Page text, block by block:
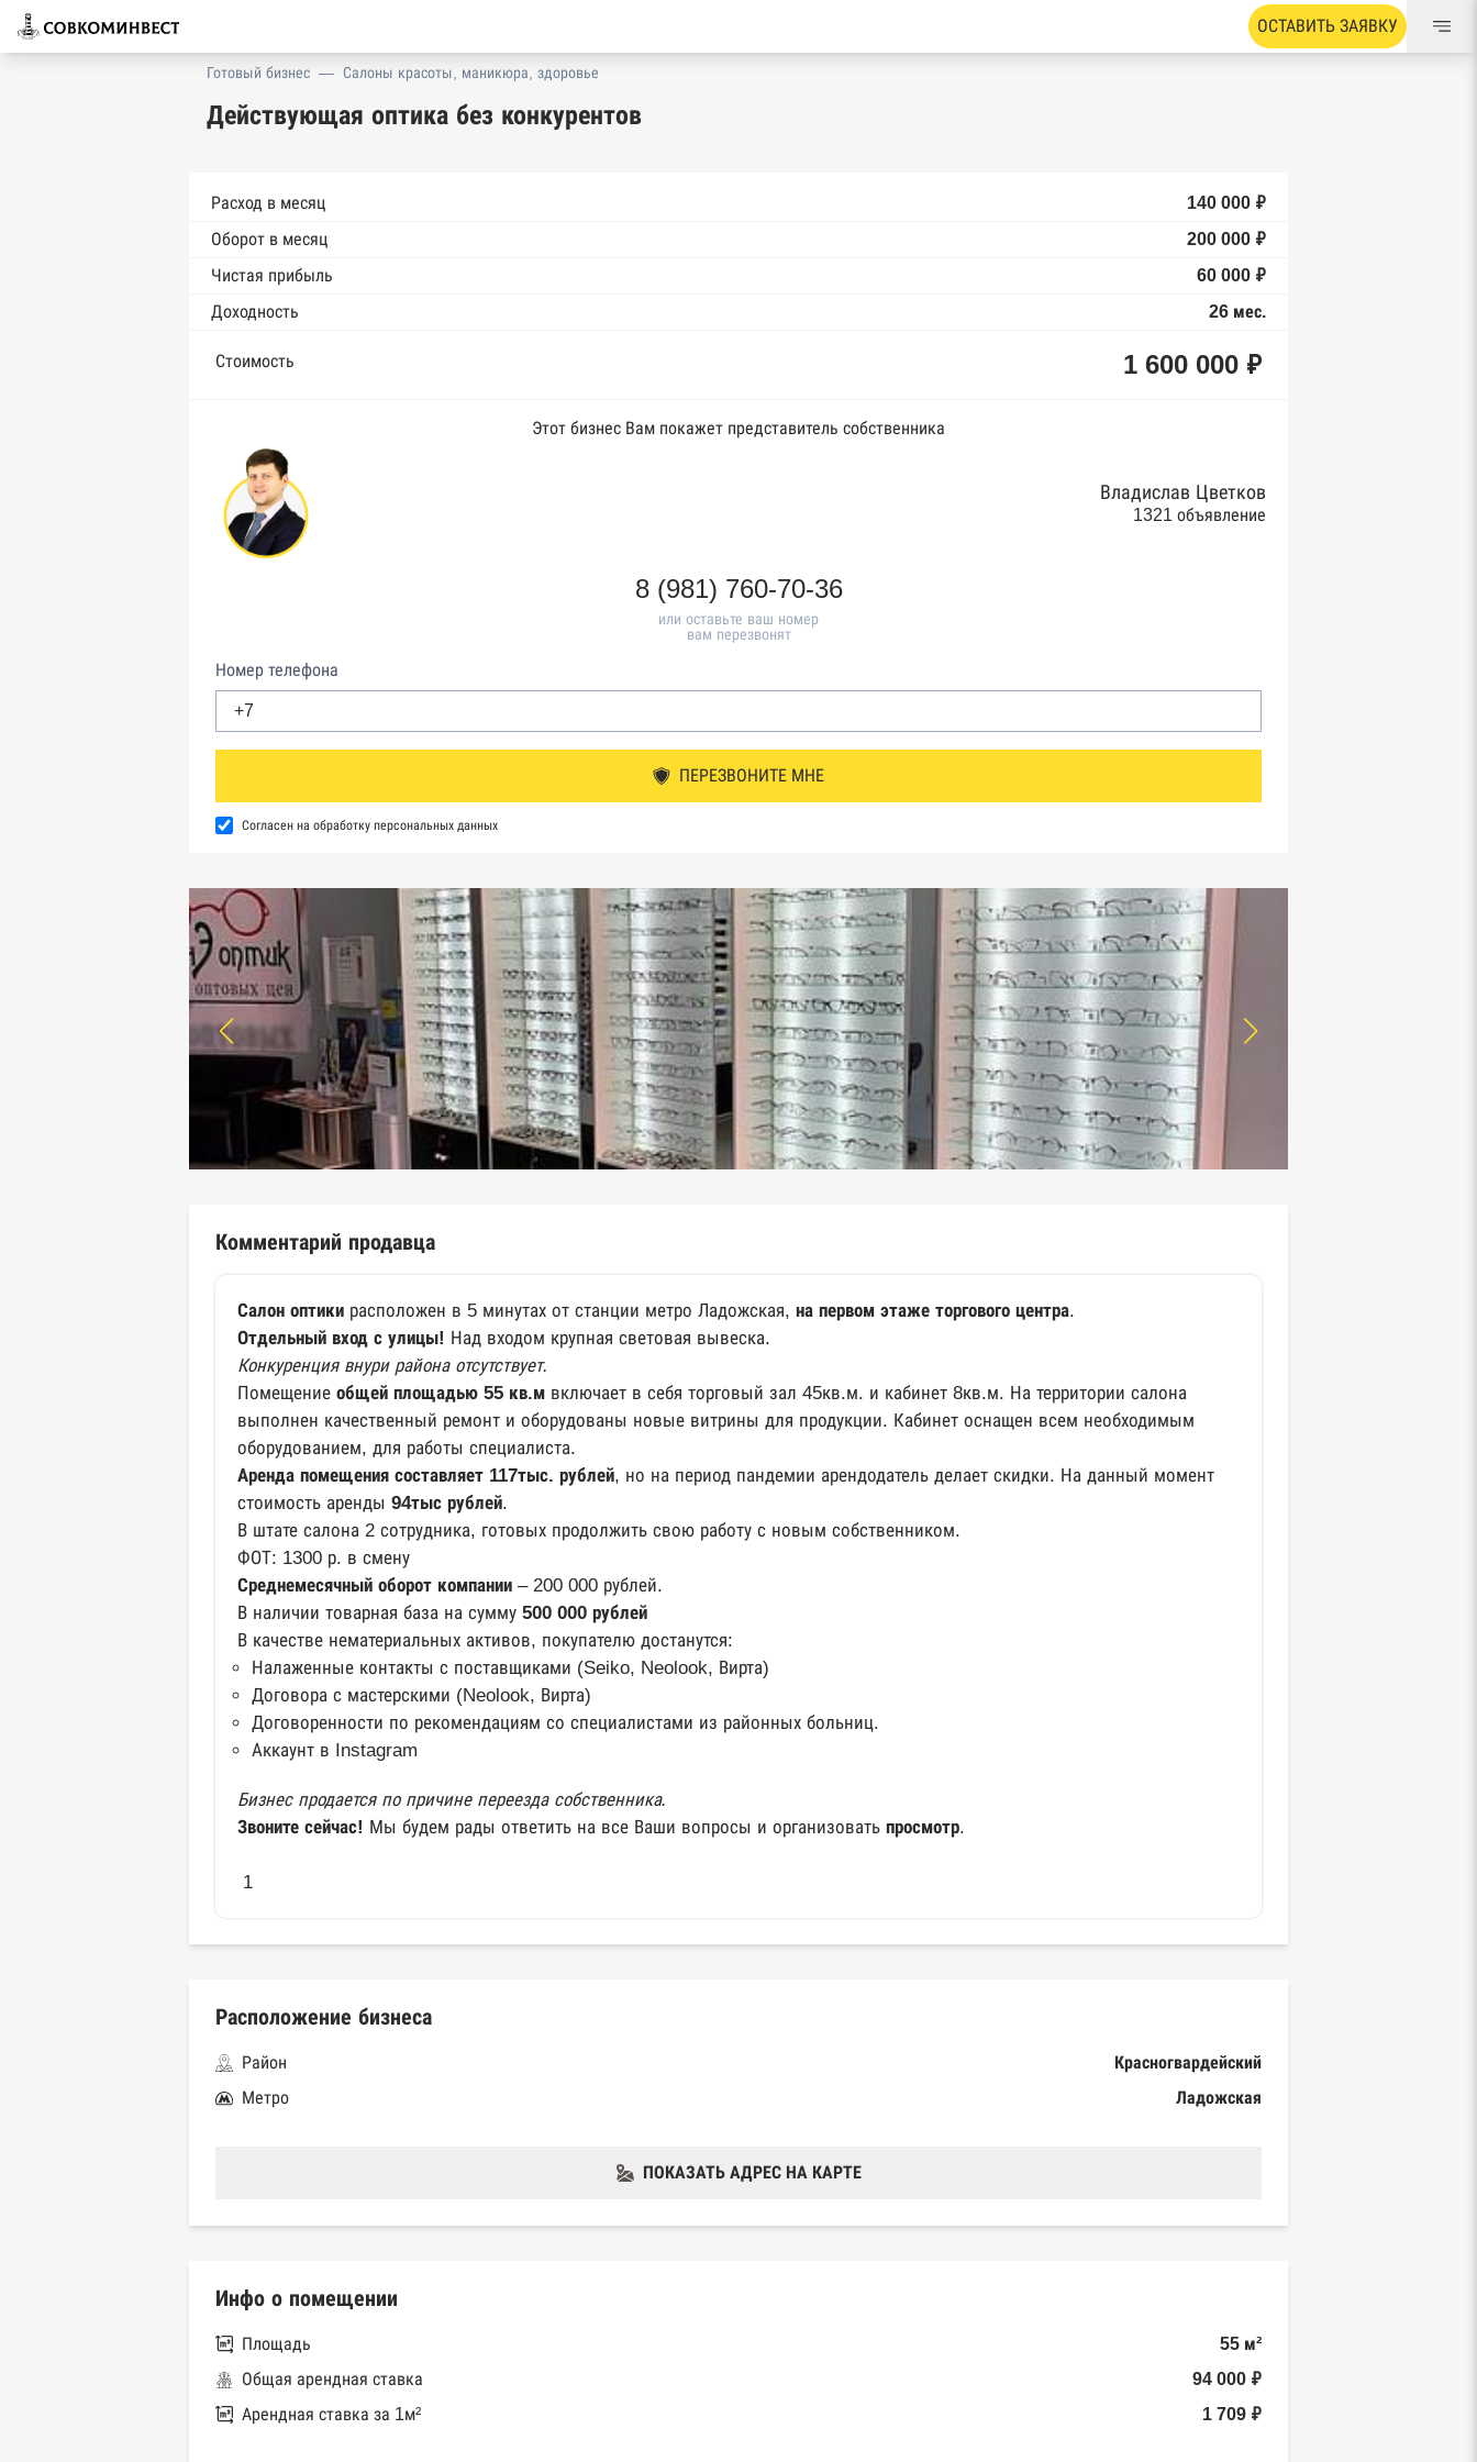
ОСТАВИТЬ ЗАЯВКУ
Готовый бизнес — Салоны красоты, маникюра, здоровье
Действующая оптика без конкурентов
Расход в месяц
140 000 ₽
Оборот в месяц
200 000 ₽
Чистая прибыль
60 000 ₽
Доходность
26 мес.
Стоимость 1 600 000 ₽
Этот бизнес Вам покажет представитель собственника
Владислав Цветков
1321 объявление
8 (981) 760-70-36
или оставьте ваш номер
вам перезвонят
Номер телефона
ПЕРЕЗВОНИТЕ МНЕ
Согласен на обработку персональных данных
Комментарий продавца
Салон оптики расположен в 5 минутах от станции метро Ладожская, на первом этаже торгового центра.
Отдельный вход с улицы! Над входом крупная световая вывеска.
Конкуренция внури района отсутствует.
Помещение общей площадью 55 кв.м включает в себя торговый зал 45кв.м. и кабинет 8кв.м. На территории салона
выполнен качественный ремонт и оборудованы новые витрины для продукции. Кабинет оснащен всем необходимым
оборудованием, для работы специалиста.
Аренда помещения составляет 117тыс. рублей, но на период пандемии арендодатель делает скидки. На данный момент
стоимость аренды 94тыс рублей.
В штате салона 2 сотрудника, готовых продолжить свою работу с новым собственником.
ФОТ: 1300 р. в смену
Среднемесячный оборот компании – 200 000 рублей.
В наличии товарная база на сумму 500 000 рублей
В качестве нематериальных активов, покупателю достанутся:
Налаженные контакты с поставщиками (Seiko, Neolook, Вирта)
Договора с мастерскими (Neolook, Вирта)
Договоренности по рекомендациям со специалистами из районных больниц.
Аккаунт в Instagram
Бизнес продается по причине переезда собственника.
Звоните сейчас! Мы будем рады ответить на все Ваши вопросы и организовать просмотр.
1
Расположение бизнеса
Район
Красногвардейский
Метро
Ладожская
ПОКАЗАТЬ АДРЕС НА КАРТЕ
Инфо о помещении
Площадь
55 м²
Общая арендная ставка
94 000 ₽
Арендная ставка за 1м²
1 709 ₽